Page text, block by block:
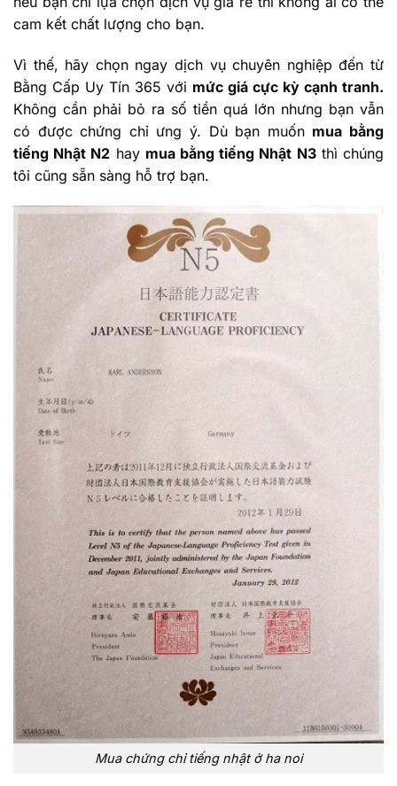
cam kết chất lượng cho bạn.
Vì thế, hãy chọn ngay dịch vụ chuyên nghiệp đến từ
Bằng Cấp Uy Tín 365 với mức giá cực kỳ cạnh tranh.
Không cần phải bỏ ra số tiền quá lớn nhưng bạn vẫn
có được chứng chỉ ưng ý. Dù bạn muốn mua bằng
tiếng Nhật N2 hay mua bằng tiếng Nhật N3thì chúng
tôi cũng sẵn sàng hỗ trợ bạn.
Mua chứng chỉ tiếng nhật ở ha noi